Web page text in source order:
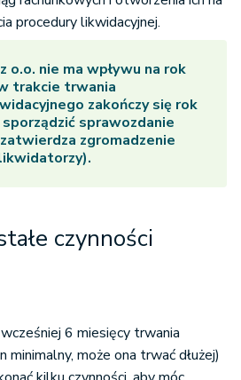
procedury likwidacyjnej.
o.o. nie ma wpływu na rok
trakcie trwania
zakończy się rok
sprawozdanie
zgromadzenie
czynności
6 miesięcy trwania
może ona trwać dłużej)